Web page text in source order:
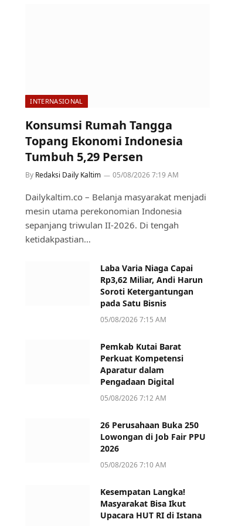
INTERNASIONAL
Konsumsi Rumah Tangga
Topang Ekonomi Indonesia
Tumbuh 5,29 Persen
By Redaksi Daily Kaltim 05/08/2026 7:19 AM
Dailykaltim.co – Belanja masyarakat menjadi
mesin utama perekonomian Indonesia
sepanjang triwulan II-2026. Di tengah
ketidakpastian…
Laba Varia Niaga Capai
Rp3,62 Miliar, Andi Harun
Soroti Ketergantungan
pada Satu Bisnis
05/08/2026 7:15 AM
Pemkab Kutai Barat
Perkuat Kompetensi
Aparatur dalam
Pengadaan Digital
05/08/2026 7:12 AM
26 Perusahaan Buka 250
Lowongan di Job Fair PPU
2026
05/08/2026 7:10 AM
Kesempatan Langka!
Masyarakat Bisa Ikut
Upacara HUT RI di Istana